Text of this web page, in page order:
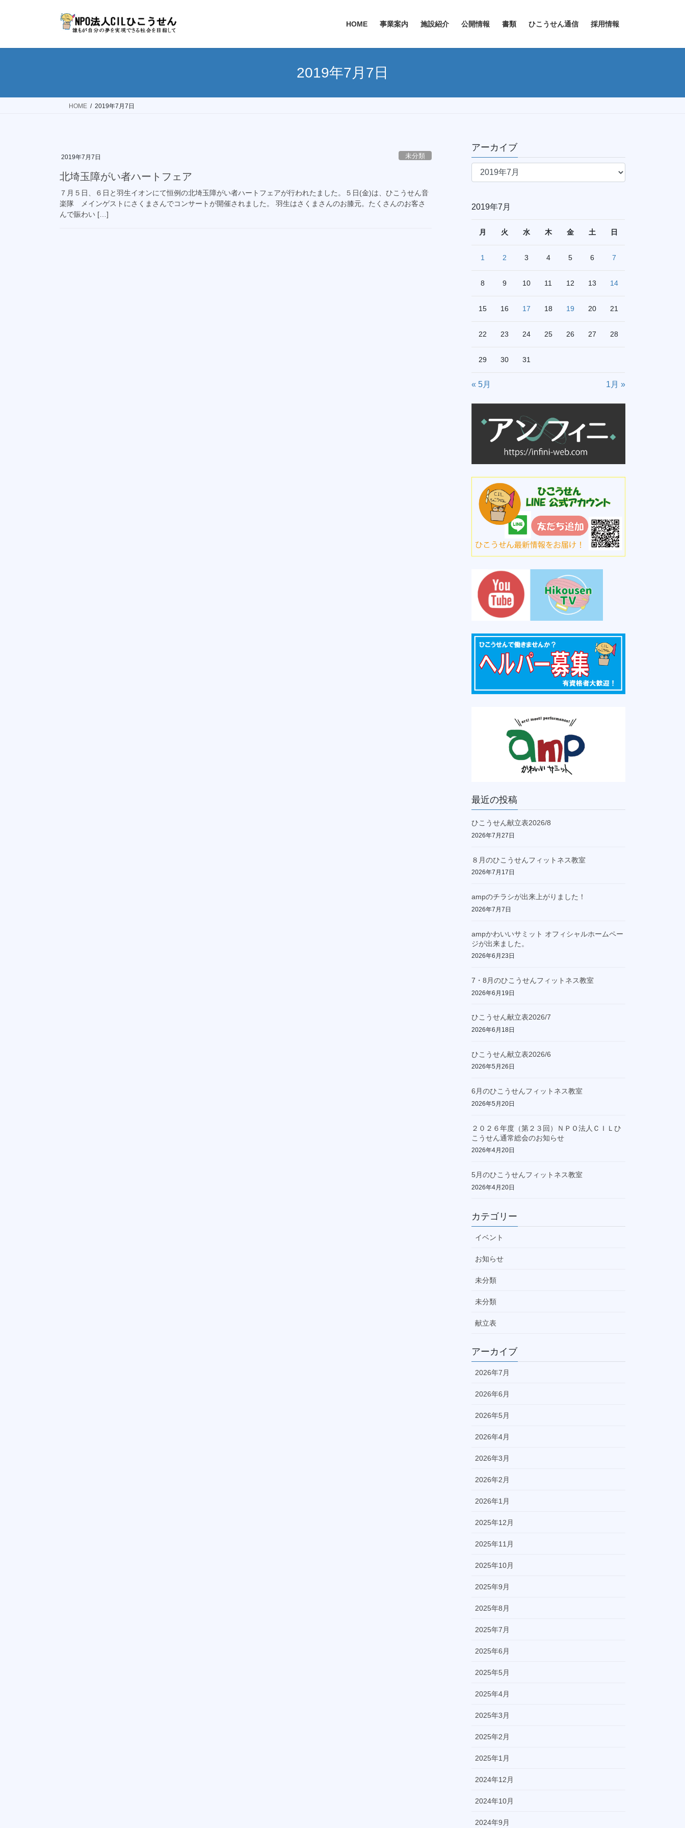
HOME 事業案内 施設紹介 公開情報 書類 ひこうせん通信 採用情報
2019年7月7日
HOME 2019年7月7日
2019年7月7日 未分類
北埼玉障がい者ハートフェア
７月５日、６日と羽生イオンにて恒例の北埼玉障がい者ハートフェアが行われたました。５日(金)は、ひこうせん音
楽隊 メインゲストにさくまさんでコンサートが開催されました。 羽生はさくまさんのお膝元。たくさんのお客さ
んで賑わい […]
アーカイブ
ア
ブ
2019年7月
月 火 水 木 金 土 日
1 2 3 4 5 6 7
8 9 10 11 12 13 14
15 16 17 18 19 20 21
22 23 24 25 26 27 28
29 30 31
« 5月 1月 »
最近の投稿
ひこうせん献立表2026/8
2026年7月27日
８月のひこうせんフィットネス教室
2026年7月17日
ampのチラシが出来上がりました！
2026年7月7日
ampかわいいサミット オフィシャルホームペー
ジが出来ました。
2026年6月23日
7・8月のひこうせんフィットネス教室
2026年6月19日
ひこうせん献立表2026/7
2026年6月18日
ひこうせん献立表2026/6
2026年5月26日
6月のひこうせんフィットネス教室
2026年5月20日
２０２６年度（第２３回）ＮＰＯ法人ＣＩＬひ
こうせん通常総会のお知らせ
2026年4月20日
5月のひこうせんフィットネス教室
2026年4月20日
カテゴリー
イベント
お知らせ
未分類
未分類
献立表
アーカイブ
2026年7月
2026年6月
2026年5月
2026年4月
2026年3月
2026年2月
2026年1月
2025年12月
2025年11月
2025年10月
2025年9月
2025年8月
2025年7月
2025年6月
2025年5月
2025年4月
2025年3月
2025年2月
2025年1月
2024年12月
2024年10月
2024年9月